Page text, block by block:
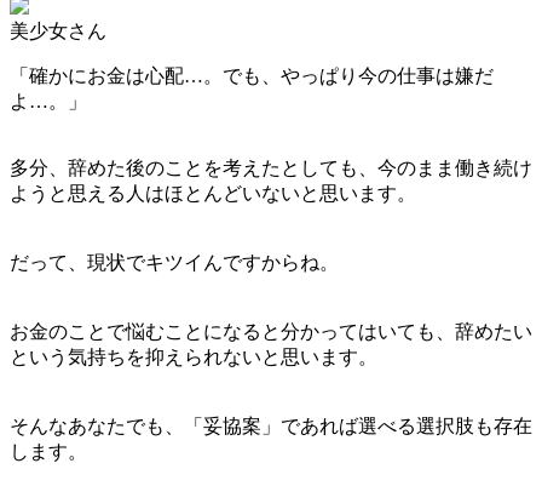
美少女さん
「確かにお金は心配…。でも、やっぱり今の仕事は嫌だ
よ…。」
多分、辞めた後のことを考えたとしても、今のまま働き続け
ようと思える人はほとんどいないと思います。
だって、現状でキツイんですからね。
お金のことで悩むことになると分かってはいても、辞めたい
という気持ちを抑えられないと思います。
そんなあなたでも、「妥協案」であれば選べる選択肢も存在
します。